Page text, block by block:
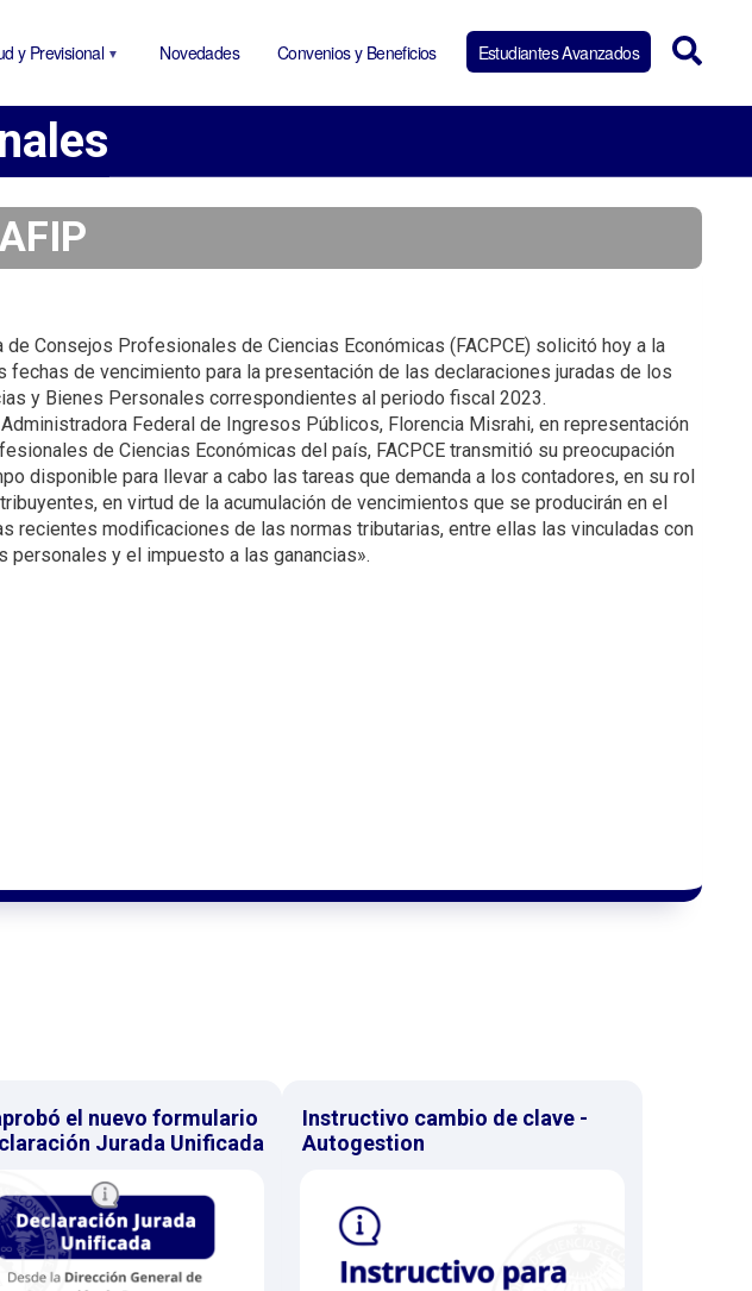
y Previsional Novedades Convenios y Beneficios Estudiantes Avanzados
de Consejos Profesionales de Ciencias Económicas (FACPCE) solicitó hoy a la
fechas de vencimiento para la presentación de las declaraciones juradas de los
y Bienes Personales correspondientes al periodo fiscal 2023.
Administradora Federal de Ingresos Públicos, Florencia Misrahi, en representación
de Ciencias Económicas del país, FACPCE transmitió su preocupación
disponible para llevar a cabo las tareas que demanda a los contadores, en su rol
en virtud de la acumulación de vencimientos que se producirán en el
recientes modificaciones de las normas tributarias, entre ellas las vinculadas con
personales y el impuesto a las ganancias».
el nuevo formulario
Jurada Unificada
Instructivo cambio de clave -
Autogestion